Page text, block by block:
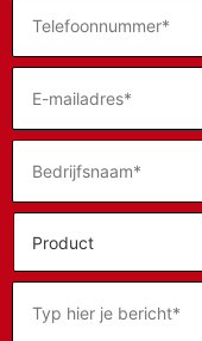
mailadres *